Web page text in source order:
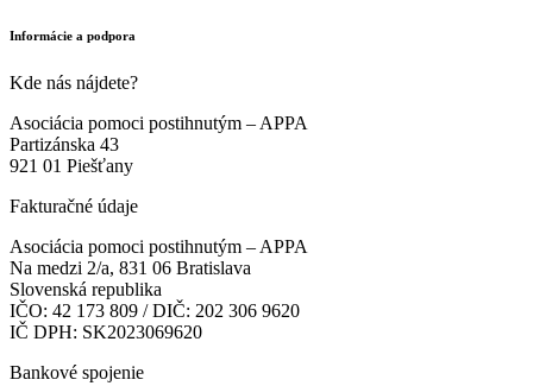
Informácie a podpora
Kde nás nájdete?
Asociácia pomoci postihnutým – APPA
Partizánska 43
921 01 Piešťany
Fakturačné údaje
Asociácia pomoci postihnutým – APPA
Na medzi 2/a, 831 06 Bratislava
Slovenská republika
IČO: 42 173 809 / DIČ: 202 306 9620
IČ DPH: SK2023069620
Bankové spojenie